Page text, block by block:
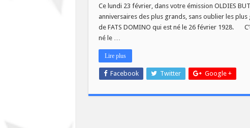
spéciale
Cash
et
Fats
Ce lundi 23 février, dans votre émission OLDIES
anniversaires des plus grands, sans oublier les
de FATS DOMINO qui est né le 26 février 1928.
né le …
Lire plus
Facebook Twitter Google +